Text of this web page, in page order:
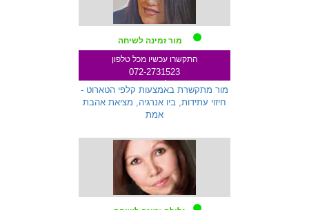
מור זמינה לשיחה
התקשרו עכשיו מכל טלפון
072-2731523
מור מתקשרת באמצעות קלפי הטארוט -
חיזוי עתידות, ביו אנרגיה, מציאת אהבת
אמת